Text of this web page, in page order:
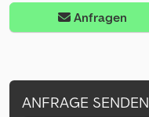
Anfragen
ANFRAGE SENDEN